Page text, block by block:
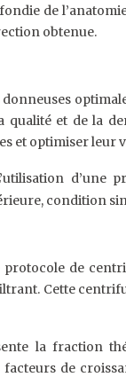
de
obtenue.
et de la
et optimiser leur
d’une
condition
de
Cette
la fraction
de